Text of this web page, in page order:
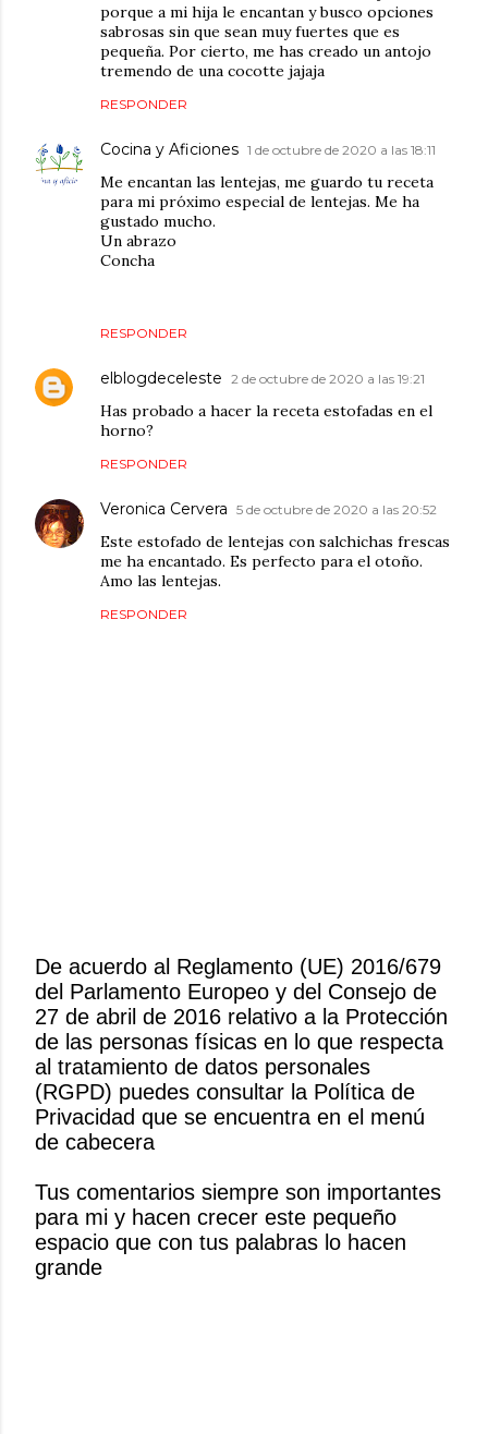
porque a mi hija le encantan y busco opciones
sabrosas sin que sean muy fuertes que es
pequeña. Por cierto, me has creado un antojo
tremendo de una cocotte jajaja
RESPONDER
Cocina y Aficiones 1 de octubre de 2020 a las 18:11
Me encantan las lentejas, me guardo tu receta
para mi próximo especial de lentejas. Me ha
gustado mucho.
Un abrazo
Concha
RESPONDER
elblogdeceleste 2 de octubre de 2020 a las 19:21
Has probado a hacer la receta estofadas en el
horno?
RESPONDER
Veronica Cervera 5 de octubre de 2020 a las 20:52
Este estofado de lentejas con salchichas frescas
me ha encantado. Es perfecto para el otoño.
Amo las lentejas.
RESPONDER
P
u
b
l
i
c
a
u
n
c
o
De acuerdo al Reglamento (UE) 2016/679
del Parlamento Europeo y del Consejo de
27 de abril de 2016 relativo a la Protección
de las personas físicas en lo que respecta
al tratamiento de datos personales
(RGPD) puedes consultar la Política de
Privacidad que se encuentra en el menú
de cabecera
Tus comentarios siempre son importantes
para mi y hacen crecer este pequeño
espacio que con tus palabras lo hacen
grande